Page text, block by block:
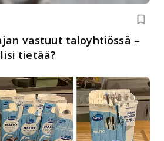
vastuut taloyhtiössä –
tietää?